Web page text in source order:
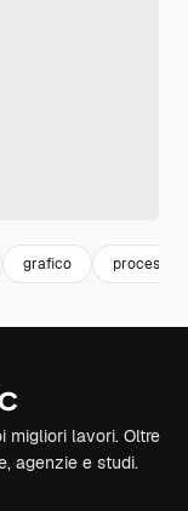
grafico processo
migliori lavori. Oltre
agenzie e studi.